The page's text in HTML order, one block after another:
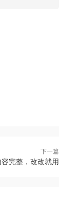
下一篇
完整，改改就用